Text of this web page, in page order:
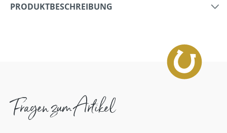
PRODUKTBESCHREIBUNG
Fragen zum Artikel